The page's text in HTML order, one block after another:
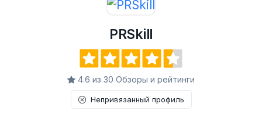
PRSkill
4.6 из 30 Обзоры и рейтинги
Непривязанный профиль